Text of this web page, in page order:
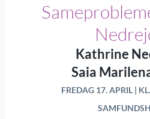
Kathrine
Saia
FREDAG 17. APRIL |